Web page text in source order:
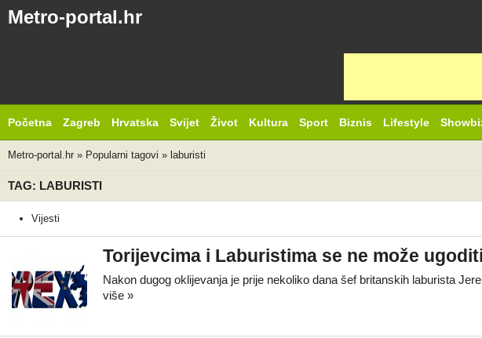
Metro-portal.hr
Početna Zagreb Hrvatska Svijet Život Kultura Sport Biznis Lifestyle
Metro-portal.hr » Popularni tagovi » laburisti
TAG: LABURISTI
Vijesti
Torijevcima i Laburistima se ne može ugoditi
Nakon dugog oklijevanja je prije nekoliko dana šef britanskih laburista
više »